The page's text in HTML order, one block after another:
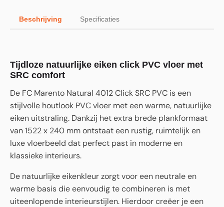
Beschrijving Specificaties
Tijdloze natuurlijke eiken click PVC vloer met
SRC comfort
De FC Marento Natural 4012 Click SRC PVC is een
stijlvolle houtlook PVC vloer met een warme, natuurlijke
eiken uitstraling. Dankzij het extra brede plankformaat
van 1522 x 240 mm ontstaat een rustig, ruimtelijk en
luxe vloerbeeld dat perfect past in moderne en
klassieke interieurs.
De natuurlijke eikenkleur zorgt voor een neutrale en
warme basis die eenvoudig te combineren is met
uiteenlopende interieurstijlen. Hierdoor creëer je een